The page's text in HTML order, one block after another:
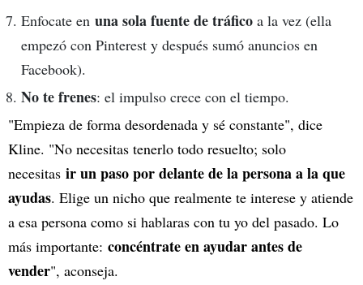
Enfocate en una sola fuente de tráfico a la vez (ella
empezó con Pinterest y después sumó anuncios en
Facebook).
No te frenes: el impulso crece con el tiempo.
"Empieza de forma desordenada y sé constante", dice
Kline. "No necesitas tenerlo todo resuelto; solo
necesitas ir un paso por delante de la persona a la que
ayudas. Elige un nicho que realmente te interese y atiende
a esa persona como si hablaras con tu yo del pasado. Lo
más importante: concéntrate en ayudar antes de
vender", aconseja.